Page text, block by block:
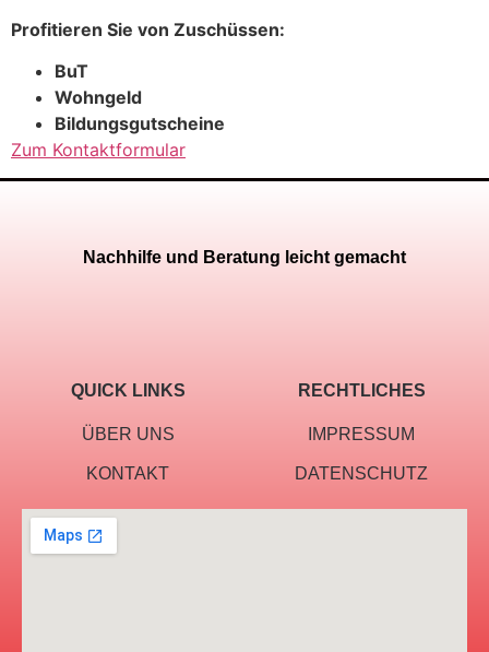
Profitieren Sie von Zuschüssen:
BuT
Wohngeld
Bildungsgutscheine
Zum Kontaktformular
Nachhilfe und Beratung leicht gemacht
QUICK LINKS
ÜBER UNS
KONTAKT
RECHTLICHES
IMPRESSUM
DATENSCHUTZ